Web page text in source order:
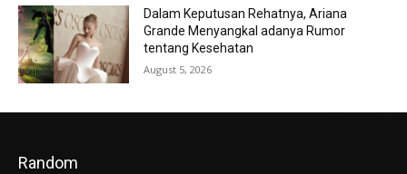
Dalam Keputusan Rehatnya, Ariana
Grande Menyangkal adanya Rumor
tentang Kesehatan
August 5, 2026
Random